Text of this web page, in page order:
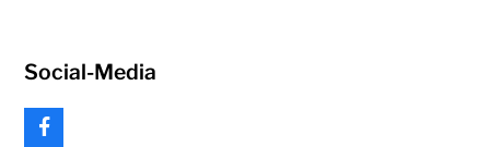
Social-Media
F